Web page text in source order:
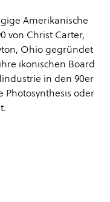
Amerikanische
von Christ Carter,
Ohio gegründet
ikonischen Board
in den 90er
Photosynthesis oder